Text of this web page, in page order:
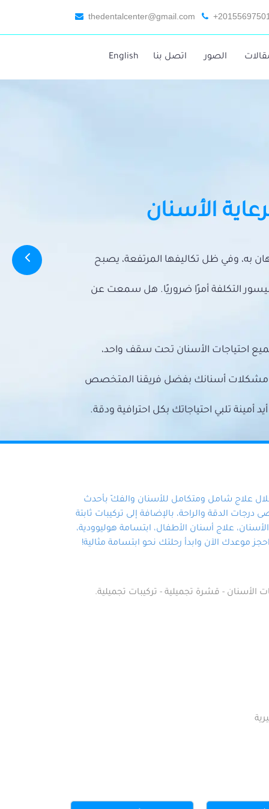
thedentalcenter@gmail.com
الصور اتصل بنا English
الأسنان
به، وفي ظل تكاليفها المرتفعة، يصبح
التكلفة أمرًا ضروريًا. هل سمعت عن
احتياجات الأسنان تحت سقف واحد،
مشكلات أسنانك بفضل فريقنا المتخصص
تلبي احتياجاتك بكل احترافية ودقة.
علاج شامل ومتكامل للأسنان والفكّ بأحدث
الدقة والراحة، بالإضافة إلى تركيبات ثابتة
علاج أسنان الأطفال، ابتسامة هوليوودية،
موعدك الآن وابدأ رحلتك نحو ابتسامة مثالية!
الأسنان - قشرة تجميلية - تركيبات تجميلية.